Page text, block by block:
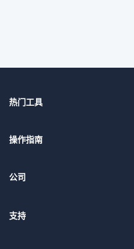
热门工具
操作指南
公司
支持